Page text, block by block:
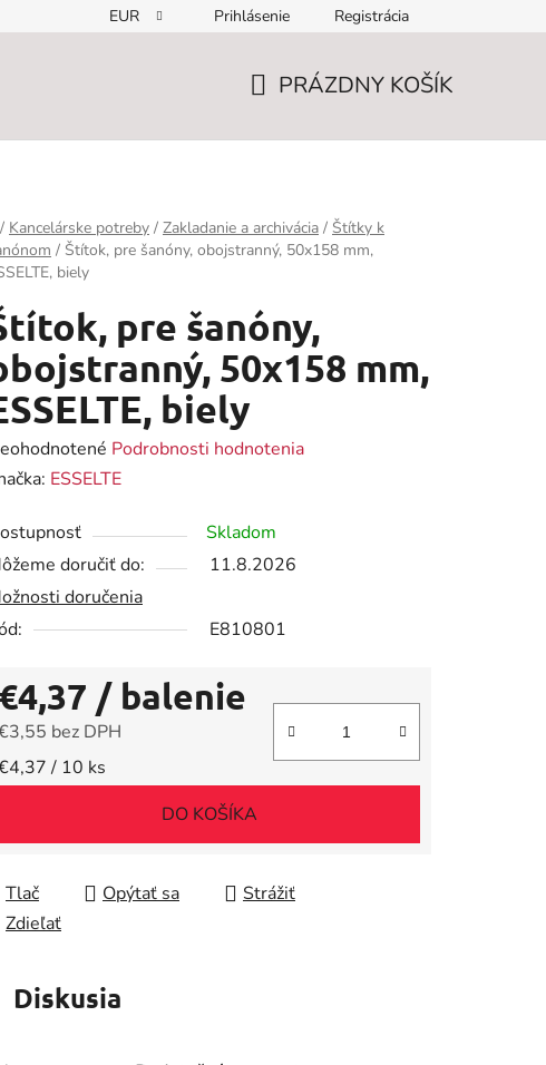
EUR Prihlásenie Registrácia
PRÁZDNY KOŠÍK
Domov
/ Kancelárske potreby / Zakladanie a archivácia / Štítky k
/ Štítok, pre šanóny, obojstranný, 50x158 mm,
biely
pre šanóny,
50x158 mm,
biely
Podrobnosti hodnotenia
ESSELTE
Skladom
doručiť do:
11.8.2026
doručenia
E810801
€4,37 / balenie
bez DPH
cena:
/ 10 ks
DO KOŠÍKA
Tlač Opýtať sa
Strážiť
Zdieľať
Diskusia